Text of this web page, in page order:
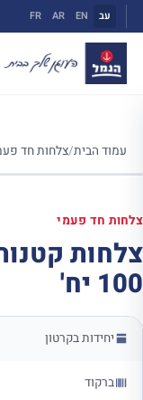
לתוכן
עב EN
AR
FR
עמוד הבית/צלחות חד
צלחות חד פעמי
צלחות
100 יח'
יחידות בקרטון
ברקוד